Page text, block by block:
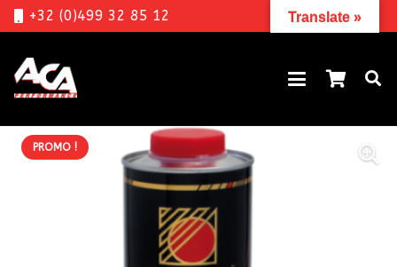
+32 (0)499 32 85 12
PROMO !
Translate »